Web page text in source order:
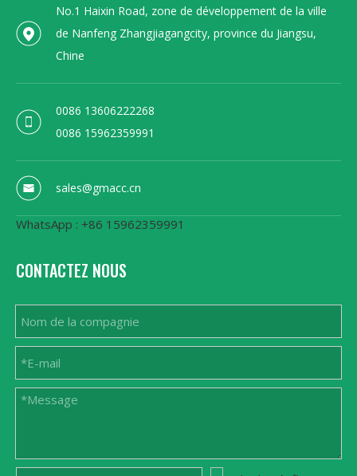
No.1 Haixin Road, zone de développement de la ville
de Nanfeng Zhangjiagangcity, province du Jiangsu,
Chine
0086 13606222268
0086 15962359991
sales@gmacc.cn
WhatsApp : +86 15962359991
CONTACTEZ NOUS